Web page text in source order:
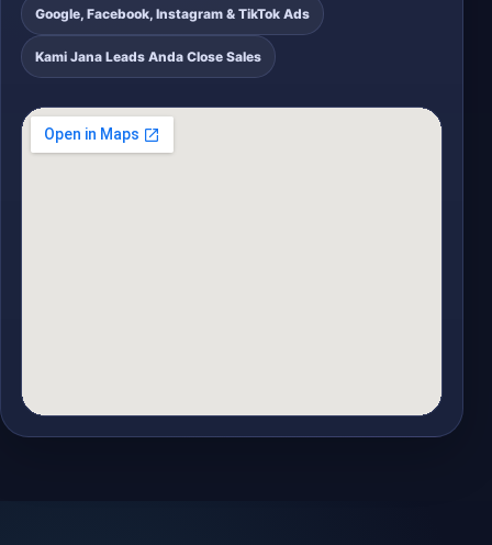
Google, Facebook, Instagram & TikTok Ads
Kami Jana Leads Anda Close Sales